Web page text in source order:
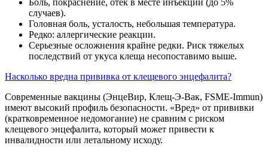
случаев).
Головная боль, усталость, небольшая температура.
Редко: аллергические реакции.
Серьезные осложнения крайне редки. Риск тяжелых
последствий от укуса клеща несопоставимо выше.
Насколько вредна прививка от клещевого энцефалита?
Современные вакцины (ЭнцеВир, Клещ-Э-Вак, FSME-Immun)
имеют высокий профиль безопасности. «Вред» от прививки
(кратковременное недомогание) не сравним с риском
клещевого энцефалита, который может привести к
инвалидности или летальному исходу.